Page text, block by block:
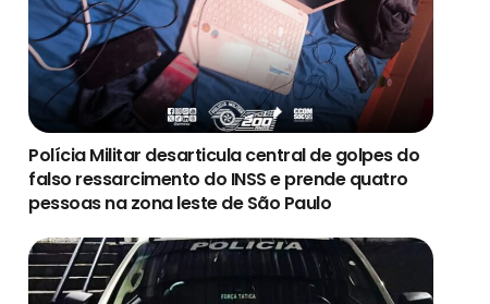
Polícia Militar desarticula central de golpes do
falso ressarcimento do INSS e prende quatro
pessoas na zona leste de São Paulo